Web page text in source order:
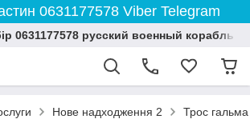
0631177578 Viber Telegram
0631177578 русский военный корабль
Нове надходження 2 Трос